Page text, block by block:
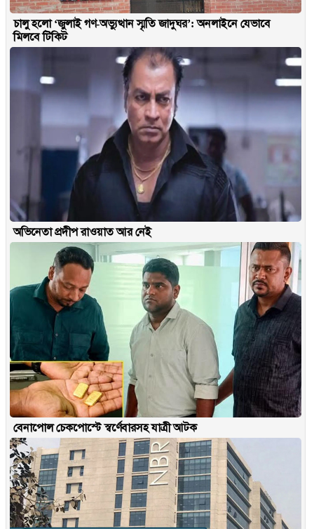
চালু হলো ‘জুলাই গণ-অভ্যুত্থান স্মৃতি জাদুঘর’: অনলাইনে যেভাবে
মিলবে টিকিট
অভিনেতা প্রদীপ রাওয়াত আর নেই
বেনাপোল চেকপোস্টে স্বর্ণেবারসহ যাত্রী আটক